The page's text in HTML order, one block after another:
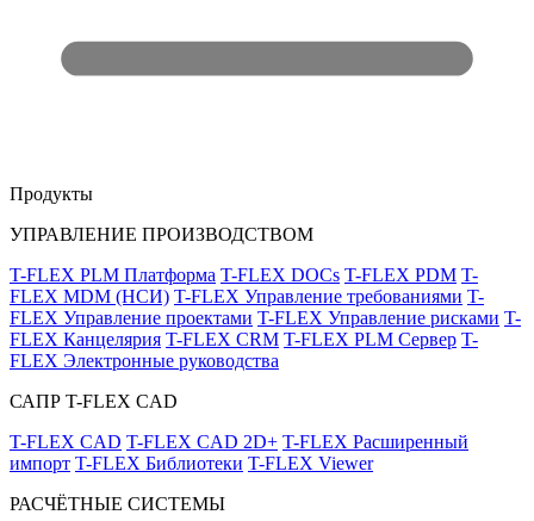
Продукты
УПРАВЛЕНИЕ ПРОИЗВОДСТВОМ
T-FLEX PLM Платформа T-FLEX DOCs T-FLEX PDM T-
FLEX MDM (НСИ) T-FLEX Управление требованиями T-
FLEX Управление проектами T-FLEX Управление рисками T-
FLEX Канцелярия T-FLEX CRM T-FLEX PLM Сервер T-
FLEX Электронные руководства
САПР T-FLEX CAD
T-FLEX CAD T-FLEX CAD 2D+ T-FLEX Расширенный
импорт T-FLEX Библиотеки T-FLEX Viewer
РАСЧЁТНЫЕ СИСТЕМЫ